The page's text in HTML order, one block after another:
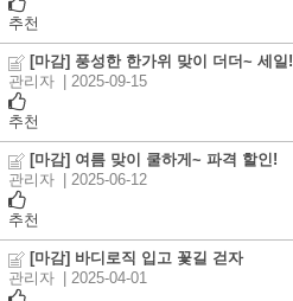
추천
[마감] 풍성한 한가위 맞이 더더~ 세일!
관리자
| 2025-09-15
추천
[마감] 여름 맞이 쿨하게~ 파격 할인!
관리자
| 2025-06-12
추천
[마감] 바디로직 입고 꽃길 걷자
관리자
| 2025-04-01